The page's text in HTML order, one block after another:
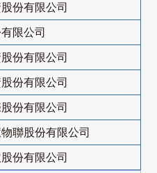
份有限公司
限公司
份有限公司
份有限公司
份有限公司
聯股份有限公司
份有限公司